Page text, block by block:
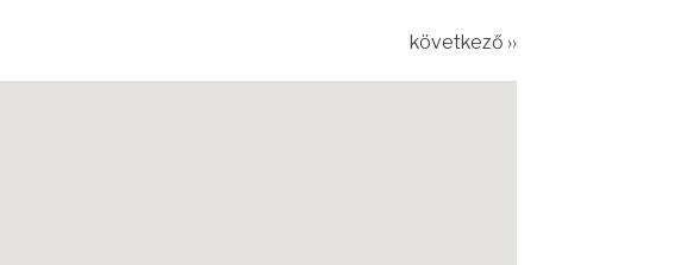
következő ››